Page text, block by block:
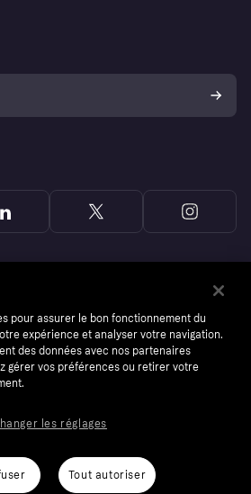
pour assurer le bon fonctionnement du
expérience et analyser votre navigation.
des données avec nos partenaires
gérer vos préférences ou retirer votre
Tout autoriser
les réglages